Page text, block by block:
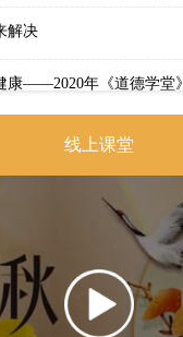
康——2019年《道德学堂
康——2021《道德学堂》
康——2021《道德学堂》
史学习教育动员会举行
线上课堂